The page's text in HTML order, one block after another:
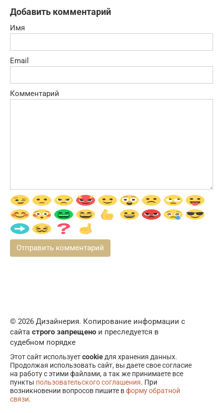
Добавить комментарий
Имя
Email
Комментарий
© 2026 Дизайнерия. Копирование информации с
сайта строго запрещено и преследуется в
судебном порядке
Этот сайт используетcookie для хранения данных.
Продолжая использовать сайт, вы даете свое согласие
на работу с этими файлами, а так же принимаете все
пункты пользовательского соглашения. При
возникновении вопросов пишите вформу обратной
связи.